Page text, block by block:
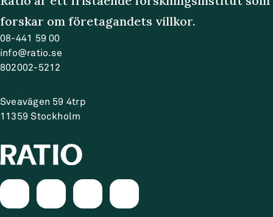
forskar om företagandets villkor.
08-441 59 00
info@ratio.se
802002-5212
Sveavägen 59 4trp
11359 Stockholm